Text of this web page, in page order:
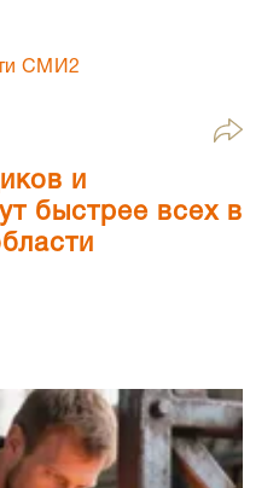
СМИ2
и
быстрее всех в